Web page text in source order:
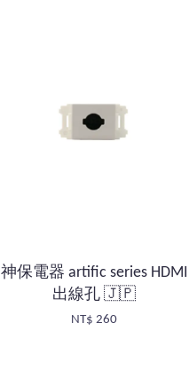
神保電器 artific series HDMI
出線孔 🇯🇵
NT$ 260